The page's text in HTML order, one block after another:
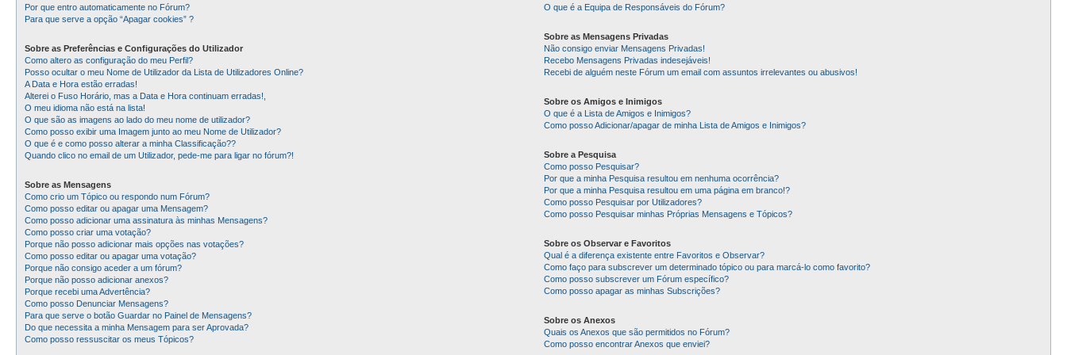
Por que entro automaticamente no Fórum?
Para que serve a opção “Apagar cookies” ?
Sobre as Preferências e Configurações do Utilizador
Como altero as configuração do meu Perfil?
Posso ocultar o meu Nome de Utilizador da Lista de Utilizadores Online?
A Data e Hora estão erradas!
Alterei o Fuso Horário, mas a Data e Hora continuam erradas!,
O meu idioma não está na lista!
O que são as imagens ao lado do meu nome de utilizador?
Como posso exibir uma Imagem junto ao meu Nome de Utilizador?
O que é e como posso alterar a minha Classificação??
Quando clico no email de um Utilizador, pede-me para ligar no fórum?!
Sobre as Mensagens
Como crio um Tópico ou respondo num Fórum?
Como posso editar ou apagar uma Mensagem?
Como posso adicionar uma assinatura às minhas Mensagens?
Como posso criar uma votação?
Porque não posso adicionar mais opções nas votações?
Como posso editar ou apagar uma votação?
Porque não consigo aceder a um fórum?
Porque não posso adicionar anexos?
Porque recebi uma Advertência?
Como posso Denunciar Mensagens?
Para que serve o botão Guardar no Painel de Mensagens?
Do que necessita a minha Mensagem para ser Aprovada?
Como posso ressuscitar os meus Tópicos?
O que é a Equipa de Responsáveis do Fórum?
Sobre as Mensagens Privadas
Não consigo enviar Mensagens Privadas!
Recebo Mensagens Privadas indesejáveis!
Recebi de alguém neste Fórum um email com assuntos irrelevantes ou abusivos!
Sobre os Amigos e Inimigos
O que é a Lista de Amigos e Inimigos?
Como posso Adicionar/apagar de minha Lista de Amigos e Inimigos?
Sobre a Pesquisa
Como posso Pesquisar?
Por que a minha Pesquisa resultou em nenhuma ocorrência?
Por que a minha Pesquisa resultou em uma página em branco!?
Como posso Pesquisar por Utilizadores?
Como posso Pesquisar minhas Próprias Mensagens e Tópicos?
Sobre os Observar e Favoritos
Qual é a diferença existente entre Favoritos e Observar?
Como faço para subscrever um determinado tópico ou para marcá-lo como favorito?
Como posso subscrever um Fórum específico?
Como posso apagar as minhas Subscrições?
Sobre os Anexos
Quais os Anexos que são permitidos no Fórum?
Como posso encontrar Anexos que enviei?